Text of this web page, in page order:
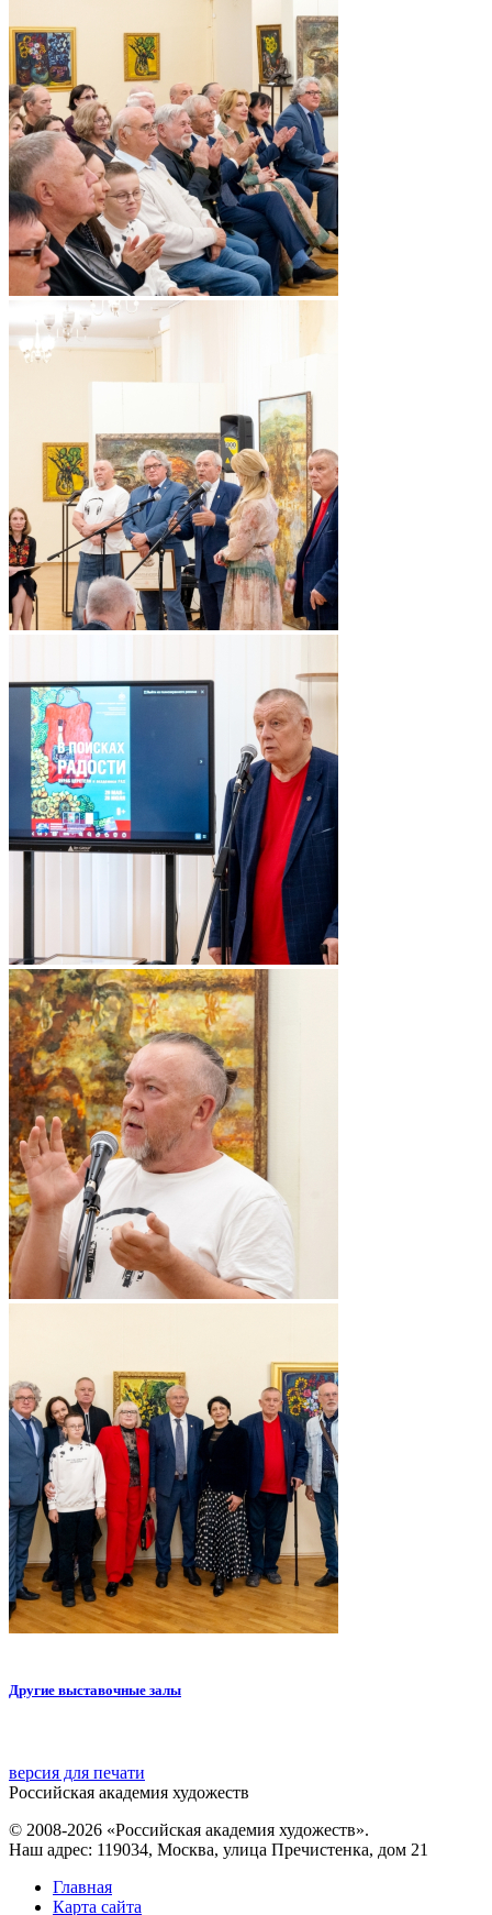
Другие выставочные залы
версия для печати
Российская академия художеств
© 2008-2026 «Российская академия художеств».
Наш адрес: 119034, Москва, улица Пречистенка, дом 21
Главная
Карта сайта